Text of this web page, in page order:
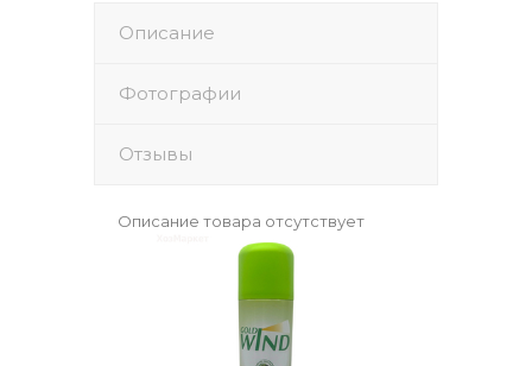
Описание
Фотографии
Отзывы
Описание товара отсутствует